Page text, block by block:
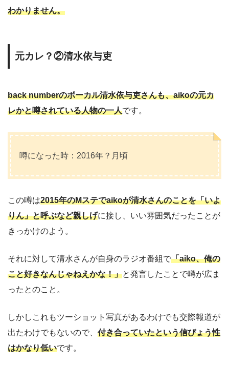
わかりません。
元カレ？②清水依与吏
back numberのボーカル清水依与吏さんも、aikoの元カ
レかと噂されている人物の一人です。
噂になった時：2016年？月頃
この噂は2015年のMステでaikoが清水さんのことを「いよ
りん」と呼ぶなど親しげに接し、いい雰囲気だったことが
きっかけのよう。
それに対して清水さんが自身のラジオ番組で「aiko、俺の
こと好きなんじゃねえかな！」と発言したことで噂が広ま
ったとのこと。
しかしこれもツーショット写真があるわけでも交際報道が
出たわけでもないので、 付き合っていたという信ぴょう性
はかなり低いです。